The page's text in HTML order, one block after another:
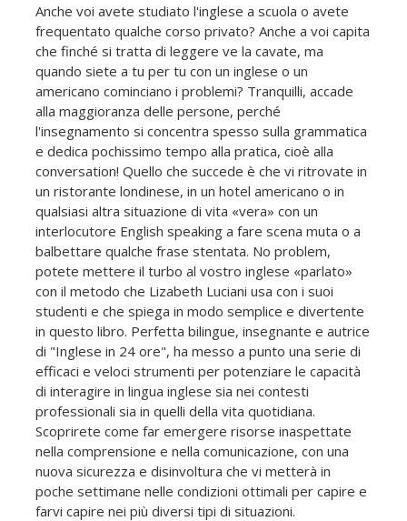
Anche voi avete studiato l'inglese a scuola o avete
frequentato qualche corso privato? Anche a voi capita
che finché si tratta di leggere ve la cavate, ma
quando siete a tu per tu con un inglese o un
americano cominciano i problemi? Tranquilli, accade
alla maggioranza delle persone, perché
l'insegnamento si concentra spesso sulla grammatica
e dedica pochissimo tempo alla pratica, cioè alla
conversation! Quello che succede è che vi ritrovate in
un ristorante londinese, in un hotel americano o in
qualsiasi altra situazione di vita «vera» con un
interlocutore English speaking a fare scena muta o a
balbettare qualche frase stentata. No problem,
potete mettere il turbo al vostro inglese «parlato»
con il metodo che Lizabeth Luciani usa con i suoi
studenti e che spiega in modo semplice e divertente
in questo libro. Perfetta bilingue, insegnante e autrice
di "Inglese in 24 ore", ha messo a punto una serie di
efficaci e veloci strumenti per potenziare le capacità
di interagire in lingua inglese sia nei contesti
professionali sia in quelli della vita quotidiana.
Scoprirete come far emergere risorse inaspettate
nella comprensione e nella comunicazione, con una
nuova sicurezza e disinvoltura che vi metterà in
poche settimane nelle condizioni ottimali per capire e
farvi capire nei più diversi tipi di situazioni.